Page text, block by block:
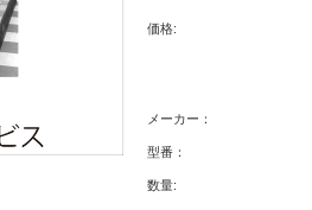
価格:
メーカー：
型番：
数量: